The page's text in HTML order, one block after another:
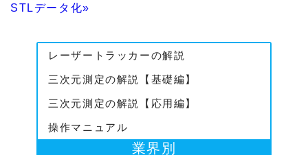
STLデータ化»
レーザートラッカーの解説
三次元測定の解説【基礎編】
三次元測定の解説【応用編】
操作マニュアル
業界別